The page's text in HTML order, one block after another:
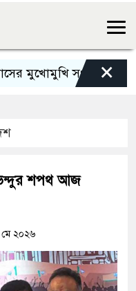
সংঘর্ষে নিহত বেড়ে
×
শপথ আজ
মে ২০২৬